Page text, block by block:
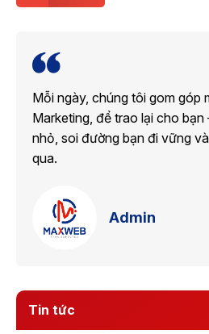
Mỗi ngày, chúng tôi gom góp
Marketing, để trao lại cho
nhỏ, soi đường bạn đi vững
qua.
Admin
Tin tức